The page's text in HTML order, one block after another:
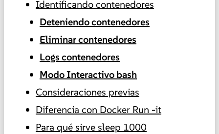
Identificando contenedores
Deteniendo contenedores
Eliminar contenedores
Logs contenedores
Modo Interactivo bash
Consideraciones previas
Diferencia con Docker Run -it
Para qué sirve sleep 1000